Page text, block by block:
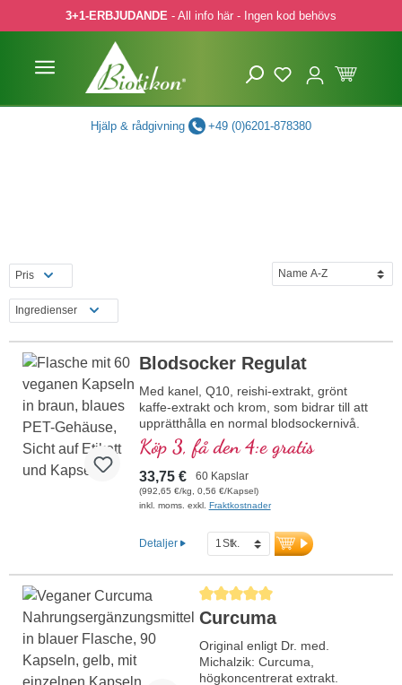
till huvudinnehåll
Hoppa till sökning
Hoppa till huvudnavigering
3+1-ERBJUDANDE - All info här - Ingen kod behövs
Hjälp & rådgivning +49 (0)6201-878380
Pris
Ingredienser
Blodsocker Regulat
Med kanel, Q10, reishi-extrakt, grönt
kaffe-extrakt och krom, som bidrar till att
upprätthålla en normal blodsockernivå.
Köp 3, få den 4:e gratis
33,75 € 60 Kapslar
(992,65 €/kg, 0,56 €/Kapsel)
inkl. moms. exkl. Fraktkostnader
Detaljer
Genomsnittligt betyg på 5 av 5 stjärnor
Curcuma
Original enligt Dr. med.
Michalzik: Curcuma,
högkoncentrerat extrakt.